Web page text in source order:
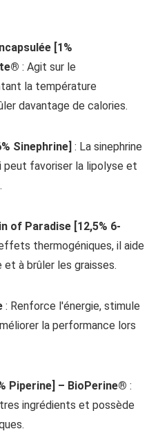
[1%
: Agit sur le
la température
davantage de calories.
Sinephrine] : La sinephrine
peut favoriser la lipolyse et
of Paradise [12,5% 6-
thermogéniques, il aide
à brûler les graisses.
: Renforce l'énergie, stimule
la performance lors
Piperine] – BioPerine® :
ingrédients et possède